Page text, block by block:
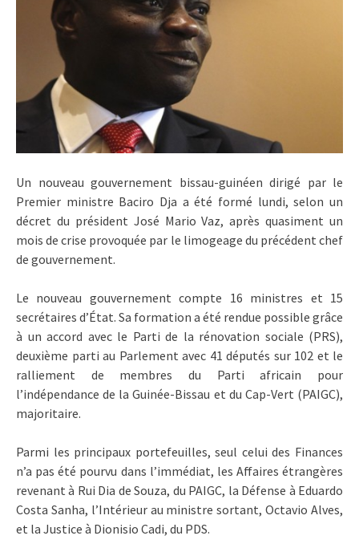
Un nouveau gouvernement bissau-guinéen dirigé par le
Premier ministre Baciro Dja a été formé lundi, selon un
décret du président José Mario Vaz, après quasiment un
mois de crise provoquée par le limogeage du précédent chef
de gouvernement.
Le nouveau gouvernement compte 16 ministres et 15
secrétaires d’État. Sa formation a été rendue possible grâce
à un accord avec le Parti de la rénovation sociale (PRS),
deuxième parti au Parlement avec 41 députés sur 102 et le
ralliement de membres du Parti africain pour
l’indépendance de la Guinée-Bissau et du Cap-Vert (PAIGC),
majoritaire.
Parmi les principaux portefeuilles, seul celui des Finances
n’a pas été pourvu dans l’immédiat, les Affaires étrangères
revenant à Rui Dia de Souza, du PAIGC, la Défense à Eduardo
Costa Sanha, l’Intérieur au ministre sortant, Octavio Alves,
et la Justice à Dionisio Cadi, du PDS.